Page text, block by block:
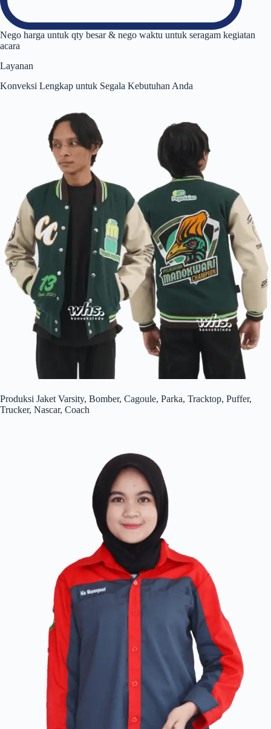
Nego harga untuk qty besar & nego waktu untuk seragam kegiatan
acara
Layanan
Konveksi Lengkap untuk Segala Kebutuhan Anda
Produksi Jaket Varsity, Bomber, Cagoule, Parka, Tracktop, Puffer,
Trucker, Nascar, Coach